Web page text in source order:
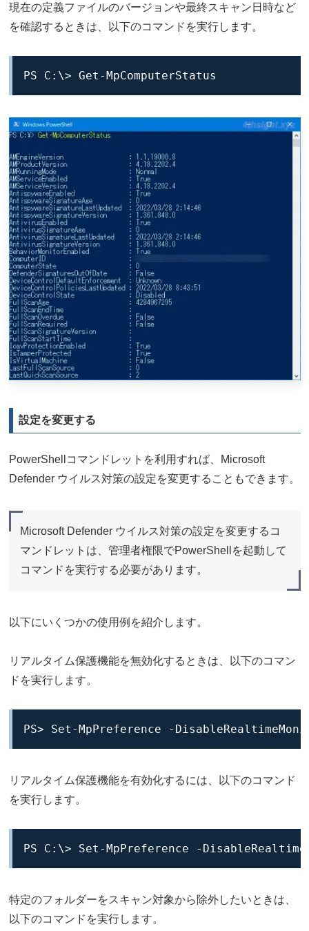
現在の定義ファイルのバージョンや最終スキャン日時など
を確認するときは、以下のコマンドを実行します。
PS C:\> Get-MpComputerStatus
設定を変更する
PowerShellコマンドレットを利用すれば、Microsoft
Defender ウイルス対策の設定を変更することもできます。
Microsoft Defender ウイルス対策の設定を変更するコ
マンドレットは、管理者権限でPowerShellを起動して
コマンドを実行する必要があります。
以下にいくつかの使用例を紹介します。
リアルタイム保護機能を無効化するときは、以下のコマン
ドを実行します。
PS> Set-MpPreference -
リアルタイム保護機能を有効化するには、以下のコマンド
を実行します。
PS C:\> Set-MpPreference -
特定のフォルダーをスキャン対象から除外したいときは、
以下のコマンドを実行します。